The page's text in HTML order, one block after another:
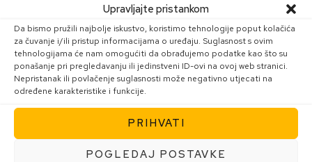
Upravljajte pristankom
Da bismo pružili najbolje iskustvo, koristimo tehnologije poput kolačića
za čuvanje i/ili pristup informacijama o uređaju. Suglasnost s ovim
tehnologijama će nam omogućiti da obrađujemo podatke kao što su
ponašanje pri pregledavanju ili jedinstveni ID-ovi na ovoj web stranici.
Nepristanak ili povlačenje suglasnosti može negativno utjecati na
određene karakteristike i funkcije.
PRIHVATI
POGLEDAJ POSTAVKE
InnoPharma d.o.o.